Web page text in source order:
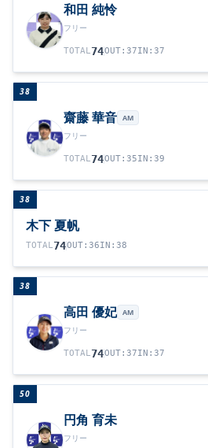
和田 純怜
フリー
TOTAL74OUT: 37IN : 37
38
齋藤 華音 AM
フリー
TOTAL74OUT: 35IN : 39
38
木下 夏帆
TOTAL74OUT: 36IN : 38
38
高田 優妃 AM
フリー
TOTAL74OUT: 37IN : 37
50
円角 育未
フリー